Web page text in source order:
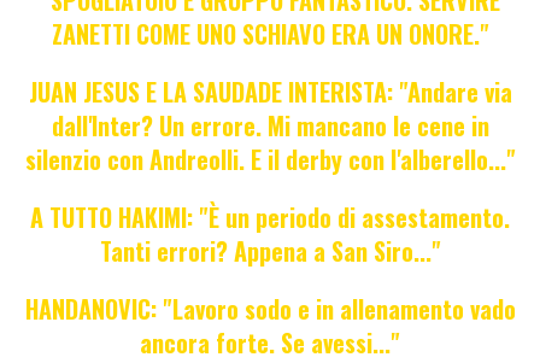
ZANETTI COME UNO SCHIAVO ERA UN ONORE."
JUAN JESUS E LA SAUDADE INTERISTA: "Andare via
dall'Inter? Un errore. Mi mancano le cene in
silenzio con Andreolli. E il derby con l'alberello..."
A TUTTO HAKIMI: "È un periodo di assestamento.
Tanti errori? Appena a San Siro..."
HANDANOVIC: "Lavoro sodo e in allenamento vado
ancora forte. Se avessi..."